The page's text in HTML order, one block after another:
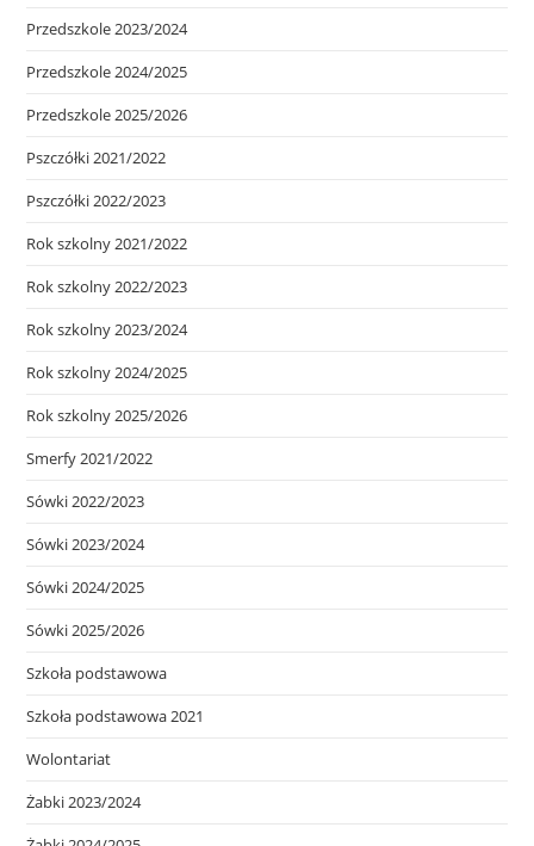
Przedszkole 2023/2024
Przedszkole 2024/2025
Przedszkole 2025/2026
Pszczółki 2021/2022
Pszczółki 2022/2023
Rok szkolny 2021/2022
Rok szkolny 2022/2023
Rok szkolny 2023/2024
Rok szkolny 2024/2025
Rok szkolny 2025/2026
Smerfy 2021/2022
Sówki 2022/2023
Sówki 2023/2024
Sówki 2024/2025
Sówki 2025/2026
Szkoła podstawowa
Szkoła podstawowa 2021
Wolontariat
Żabki 2023/2024